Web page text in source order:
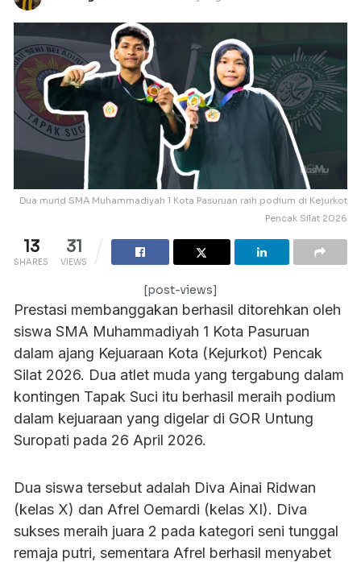
Dua murid SMA Muhammadiyah 1 Kota Pasuruan raih podium di Kejurkot
Pencak Silat 2026
13
SHARES
31
VIEWS
[post-views]
Prestasi membanggakan berhasil ditorehkan oleh
siswa SMA Muhammadiyah 1 Kota Pasuruan
dalam ajang Kejuaraan Kota (Kejurkot) Pencak
Silat 2026. Dua atlet muda yang tergabung dalam
kontingen Tapak Suci itu berhasil meraih podium
dalam kejuaraan yang digelar di GOR Untung
Suropati pada 26 April 2026.
Dua siswa tersebut adalah Diva Ainai Ridwan
(kelas X) dan Afrel Oemardi (kelas XI). Diva
sukses meraih juara 2 pada kategori seni tunggal
remaja putri, sementara Afrel berhasil menyabet